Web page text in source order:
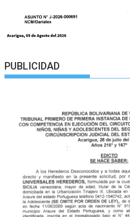
PUBLICIDAD